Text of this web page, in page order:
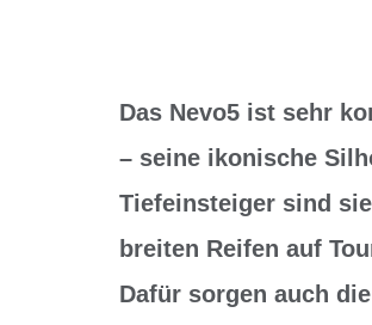
Das Nevo5 ist sehr
– seine ikonische
Tiefeinsteiger sind
breiten Reifen auf
Dafür sorgen auch